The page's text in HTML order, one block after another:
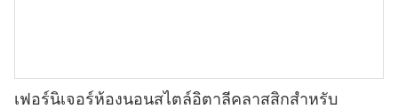
เฟอร์นิเจอร์ห้องนอนสไตล์อิตาลีคลาสสิกสำหรับ